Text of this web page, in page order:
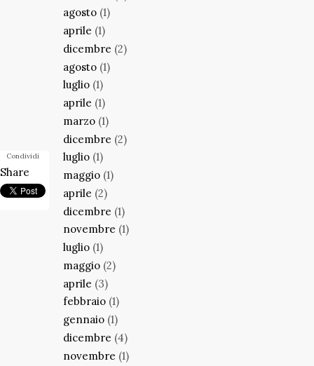
agosto (1)
aprile (1)
dicembre (2)
agosto (1)
luglio (1)
aprile (1)
marzo (1)
dicembre (2)
luglio (1)
maggio (1)
aprile (2)
dicembre (1)
novembre (1)
luglio (1)
maggio (2)
aprile (3)
febbraio (1)
gennaio (1)
dicembre (4)
novembre (1)
Condividi
Share